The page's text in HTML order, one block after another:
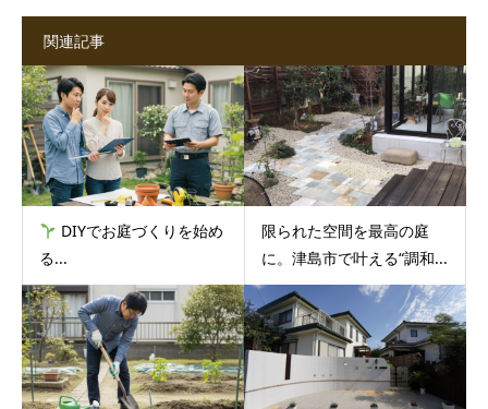
関連記事
DIYでお庭づくりを始め
る...
限られた空間を最高の庭
に。津島市で叶える“調和...